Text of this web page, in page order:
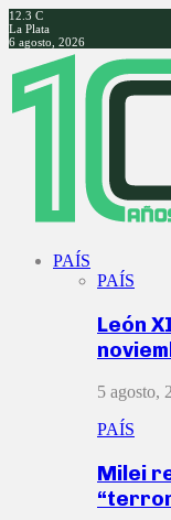
12.3 C
La Plata
6 agosto, 2026
Facebook
Twitter
Instagram
Youtube
PAÍS
PAÍS
León
5 agosto,
PAÍS
Milei